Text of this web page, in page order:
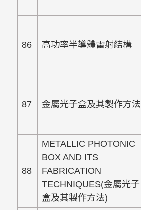
86 高功率半導體雷射結構
87 金屬光子盒及其製作方法
88
METALLIC PHOTONIC
BOX AND ITS
FABRICATION
TECHNIQUES(金屬光子
盒及其製作方法)